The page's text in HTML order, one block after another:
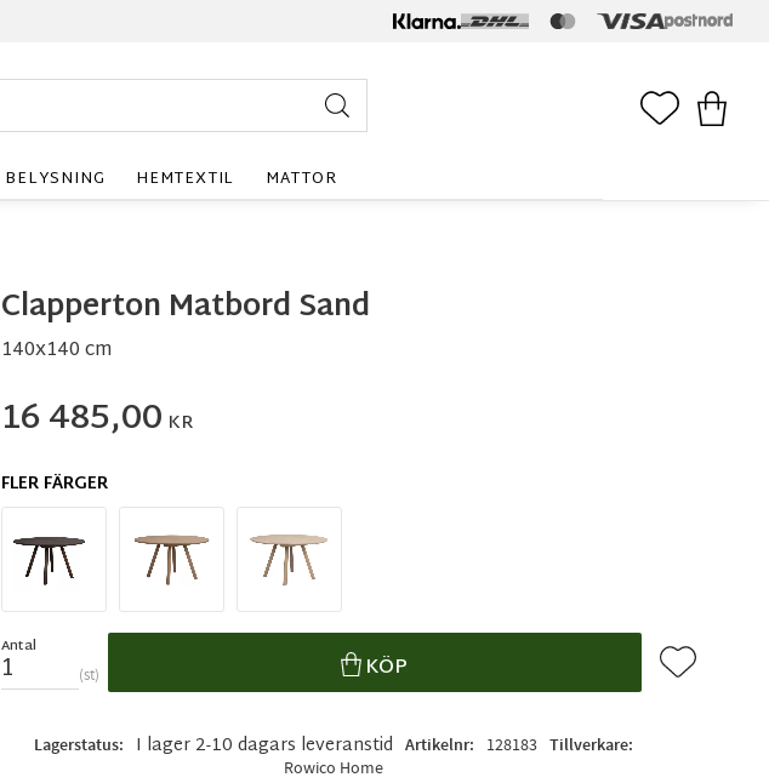
BELYSNING HEMTEXTIL MATTOR
Clapperton Matbord Sand
140x140 cm
16 485,00 KR
FLER FÄRGER
Antal
st KÖP Lägg till i
Lagerstatus I lager 2-10 dagars leveranstid Artikelnr 128183 Tillverkare
Rowico Home